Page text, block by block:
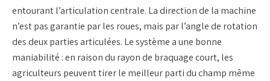
entourant l’articulation centrale. La direction de la machine
n’est pas garantie par les roues, mais par l’angle de rotation
des deux parties articulées. Le système a une bonne
maniabilité : en raison du rayon de braquage court, les
agriculteurs peuvent tirer le meilleur parti du champ même